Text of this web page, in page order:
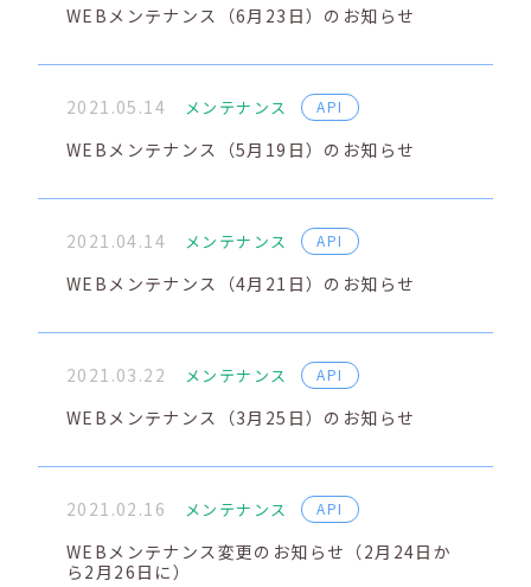
WEBメンテナンス（6月23日）のお知らせ
2021.05.14 メンテナンス API
WEBメンテナンス（5月19日）のお知らせ
2021.04.14 メンテナンス API
WEBメンテナンス（4月21日）のお知らせ
2021.03.22 メンテナンス API
WEBメンテナンス（3月25日）のお知らせ
2021.02.16 メンテナンス API
WEBメンテナンス変更のお知らせ（2月24日か
ら2月26日に）